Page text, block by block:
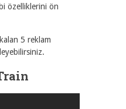
özelliklerini ön
5 reklam